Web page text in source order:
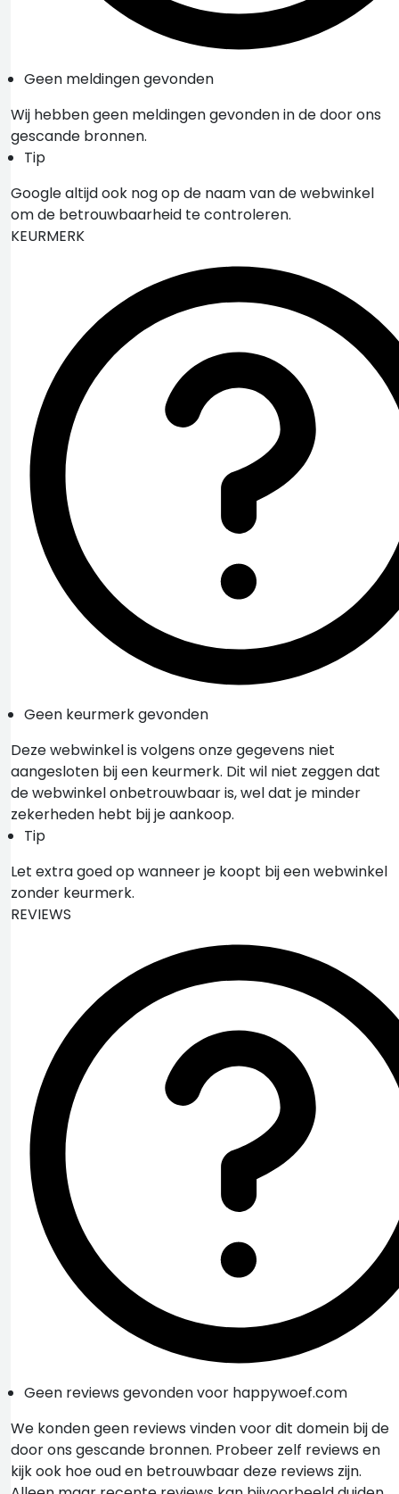
Geen meldingen gevonden
Wij hebben geen meldingen gevonden in de door ons
gescande bronnen.
Tip
Google altijd ook nog op de naam van de webwinkel
om de betrouwbaarheid te controleren.
KEURMERK
Geen keurmerk gevonden
Deze webwinkel is volgens onze gegevens niet
aangesloten bij een keurmerk. Dit wil niet zeggen dat
de webwinkel onbetrouwbaar is, wel dat je minder
zekerheden hebt bij je aankoop.
Tip
Let extra goed op wanneer je koopt bij een webwinkel
zonder keurmerk.
REVIEWS
Geen reviews gevonden voor happywoef.com
We konden geen reviews vinden voor dit domein bij de
door ons gescande bronnen. Probeer zelf reviews en
kijk ook hoe oud en betrouwbaar deze reviews zijn.